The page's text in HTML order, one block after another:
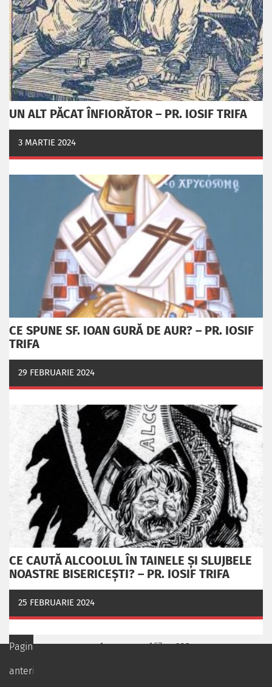
UN ALT PĂCAT ÎNFIORĂTOR – PR. IOSIF TRIFA
3 MARTIE 2024
CE SPUNE SF. IOAN GURĂ DE AUR? – PR. IOSIF
TRIFA
29 FEBRUARIE 2024
CE CAUTĂ ALCOOLUL ÎN TAINELE ŞI SLUJBELE
NOASTRE BISERICEŞTI? – PR. IOSIF TRIFA
25 FEBRUARIE 2024
Pagina
anterioară
1 … 167 168